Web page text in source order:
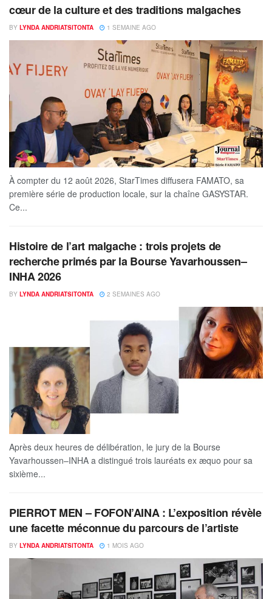
cœur de la culture et des traditions malgaches
BY LYNDA ANDRIATSITONTA 1 SEMAINE AGO
À compter du 12 août 2026, StarTimes diffusera FAMATO, sa
première série de production locale, sur la chaîne GASYSTAR.
Ce...
Histoire de l’art malgache : trois projets de
recherche primés par la Bourse Yavarhoussen–
INHA 2026
BY LYNDA ANDRIATSITONTA 2 SEMAINES AGO
Après deux heures de délibération, le jury de la Bourse
Yavarhoussen–INHA a distingué trois lauréats ex æquo pour sa
sixième...
PIERROT MEN – FOFON’AINA : L’exposition révèle
une facette méconnue du parcours de l’artiste
BY LYNDA ANDRIATSITONTA 1 MOIS AGO